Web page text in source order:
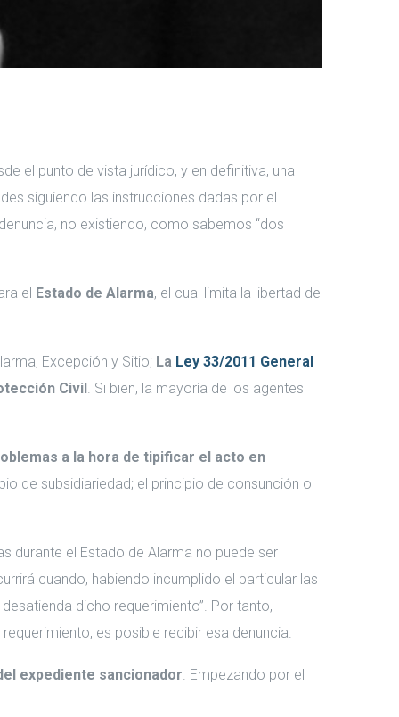
el punto de vista jurídico, y en definitiva, una
siguiendo las instrucciones dadas por el
no existiendo, como sabemos “dos
el Estado de Alarma, el cual limita la libertad de
Excepción y Sitio; La Ley 33/2011 General
Civil. Si bien, la mayoría de los agentes
a la hora de tipificar el acto en
de subsidiariedad; el principio de consunción o
durante el Estado de Alarma no puede ser
cuando, habiendo incumplido el particular las
dicho requerimiento”. Por tanto,
es posible recibir esa denuncia.
expediente sancionador. Empezando por el